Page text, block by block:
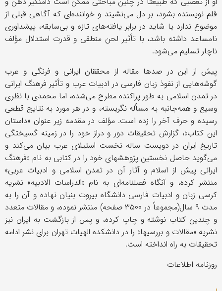
قلم نویسنده بشود، بر دل می‌نشیند و خواننده‌ای که آگاهی قبلی از
موضوع ندارد یا شاید در برابر یافته‌های تازه و بی‌سابقه، پیشداوری
نامساعد داشته باشد، با تأثیر لحن منطقی و قدرت استدلال مؤلف
ناچار تسلیم می‌شود.
پیش از این در صدها مقاله از محققان ایرانی و فرنگی و عرب
گوشه‌هایی از نفوذ زبان فارسی در ادبیات عرب و تأثیر فرهنگ ایرانی
در تمدن اسلامی به طور پراکنده مطرح می‌شده، اما محمدی با نظری
وسیع و همه‌جانبه به مسأله نگریسته، و در هر مورد به نتایج قطعی
رسیده و حرف آخر را زده است. مؤلف در مقدمه زیر عنوان «داستان
این کتاب»، گزارش تحقیقات دور و دراز خود را در زمینه گسیختگی
تاریخ ایران در دویست ساله نخست استیلای عرب بیان می‌کند و
می‌گوید حاصل نخستین پژوهشهای خود را در کتابی به نام «فرهنگ
ایرانی پیش از اسلام و آثار آن در تمدن اسلامی و ادبیات عربی»
منتشر کرده، و آنگاه فصلنامه‌ای به نام «الدراسات الادبیه» نشریه
کرسی زبان و ادبیات فارسی دانشگاه بیروت بنیان نهاده و آن را به
مدت ۹ سال(مجموعاً در ۳۵۰۰ صفحه) منتشر نموده، و مقالات متعدد
و چندین کتاب نوشته و چاپ کرده، و پس از بازگشت به ایران نیز
نشریه «مقالات و بررسیها» را در دانشکده الهیات تهران برای نشر ادامه
تحقیقات به راه انداخته است.
روزنامه اطلاعات